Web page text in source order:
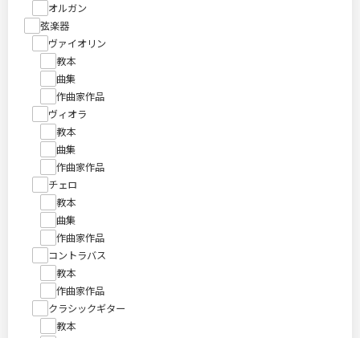
オルガン
弦楽器
ヴァイオリン
教本
曲集
作曲家作品
ヴィオラ
教本
曲集
作曲家作品
チェロ
教本
曲集
作曲家作品
コントラバス
教本
作曲家作品
クラシックギター
教本